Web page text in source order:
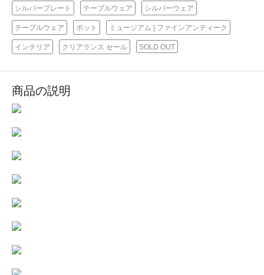
シルバープレート テーブルウェア シルバーウェア
テーブルウェア ポット ミュージアム | ファインアンティーク
インテリア クリアランス セール SOLD OUT
商品の説明